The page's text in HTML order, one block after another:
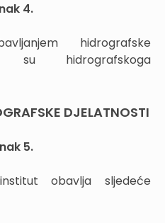
4.
hidrografske
su hidrografskoga
DJELATNOSTI
5.
obavlja sljedeće